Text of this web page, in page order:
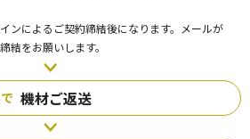
ンによるご契約締結後になります。メールが
結をお願いします。
機材ご返送